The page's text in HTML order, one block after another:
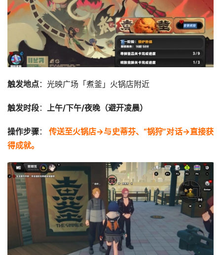
触发地点：光映广场「煮釜」火锅店附近
触发时段： 上午/下午/夜晚（避开凌晨）
操作步骤：
传送至火锅店→与史蒂芬、“锅狩”对话→直接获
得成就。